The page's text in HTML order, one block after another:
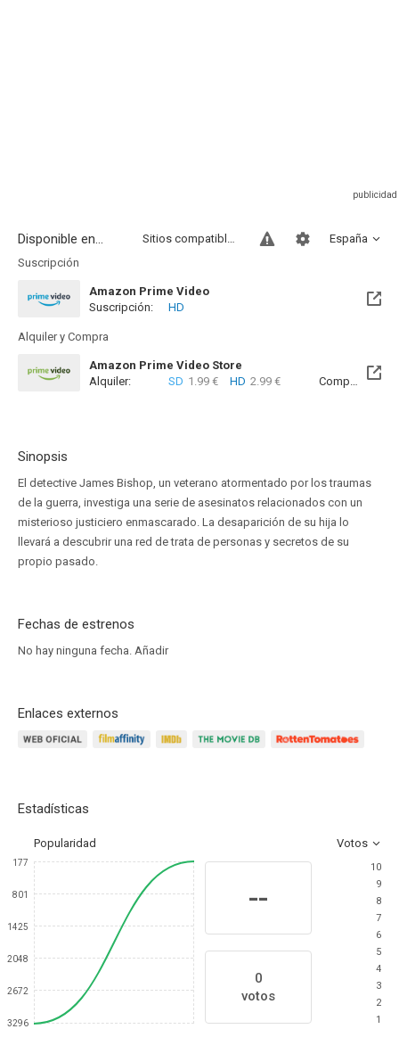
Disponible en... España
Sitios compatibles
Suscripción
Amazon Prime Video
Suscripción:
HD
Alquiler y Compra
Amazon Prime Video Store
Alquiler:
SD 1.99 € HD 2.99 € Compra: SD
Sinopsis
El detective James Bishop, un veterano atormentado por los traumas
de la guerra, investiga una serie de asesinatos relacionados con un
misterioso justiciero enmascarado. La desaparición de su hija lo
llevará a descubrir una red de trata de personas y secretos de su
propio pasado.
Fechas de estrenos
No hay ninguna fecha. Añadir
Enlaces externos
Estadísticas
Popularidad Votos
177
801
1425
2048
2672
3296
--
0
votos
10
9
8
7
6
5
4
3
2
1